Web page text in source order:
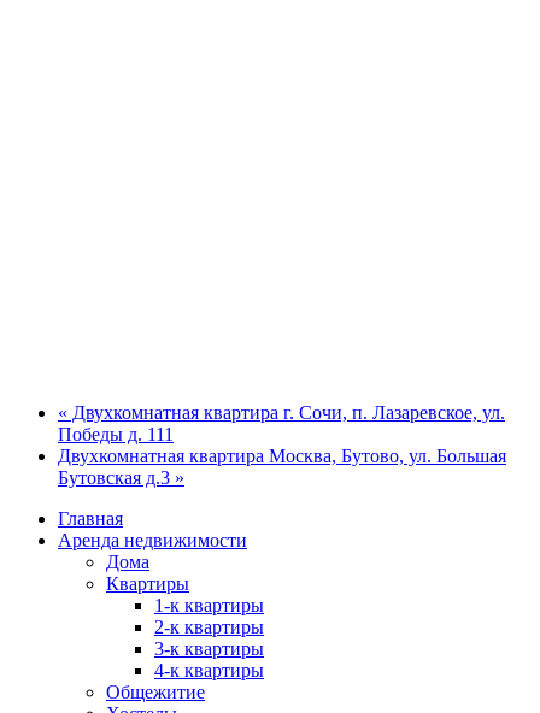
« Двухкомнатная квартира г. Сочи, п. Лазаревское, ул.
Победы д. 111
Двухкомнатная квартира Москва, Бутово, ул. Большая
Бутовская д.3 »
Главная
Аренда недвижимости
Дома
Квартиры
1-к квартиры
2-к квартиры
3-к квартиры
4-к квартиры
Общежитие